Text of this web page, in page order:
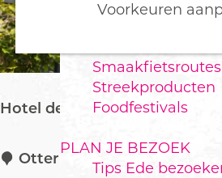
Voorkeuren
e
p
a
g
Wekerom
Smaakfietsroutes
Streekproducten
Foodfestivals
PLAN JE BEZOEK
Tips Ede
k
j
e
o
p
:
e
r
o
p
:
Hotel de Sterrenberg
H Otterlo